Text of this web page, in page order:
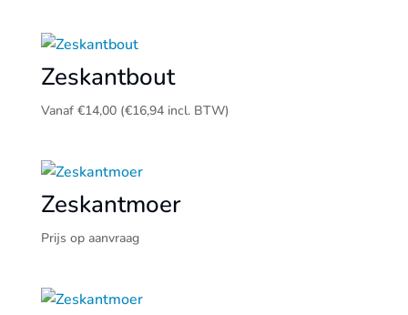
Zeskantbout
Vanaf €14,00 (€16,94incl. BTW)
Zeskantmoer
Prijs op aanvraag